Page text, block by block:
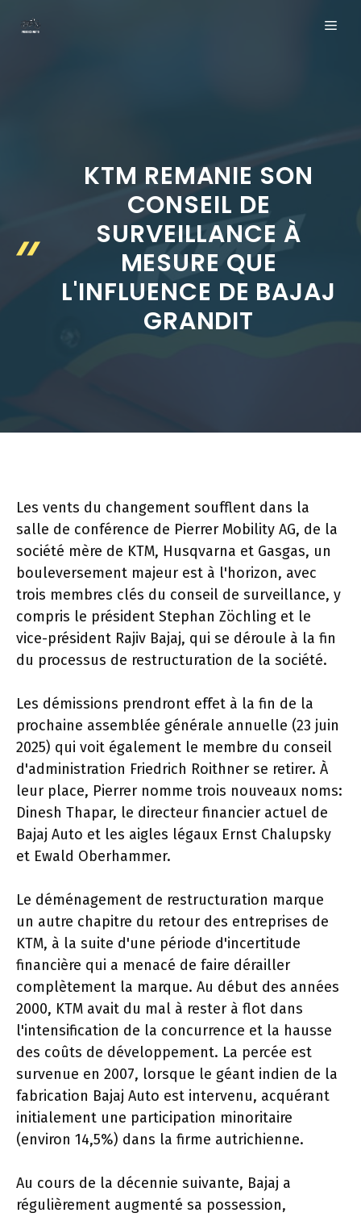
KTM REMANIE SON
CONSEIL DE
SURVEILLANCE À
MESURE QUE
L'INFLUENCE DE BAJAJ
GRANDIT
Les vents du changement soufflent dans la
salle de conférence de Pierrer Mobility AG, de la
société mère de KTM, Husqvarna et Gasgas, un
bouleversement majeur est à l'horizon, avec
trois membres clés du conseil de surveillance, y
compris le président Stephan Zöchling et le
vice-président Rajiv Bajaj, qui se déroule à la fin
du processus de restructuration de la société.
Les démissions prendront effet à la fin de la
prochaine assemblée générale annuelle (23 juin
2025) qui voit également le membre du conseil
d'administration Friedrich Roithner se retirer. À
leur place, Pierrer nomme trois nouveaux noms:
Dinesh Thapar, le directeur financier actuel de
Bajaj Auto et les aigles légaux Ernst Chalupsky
et Ewald Oberhammer.
Le déménagement de restructuration marque
un autre chapitre du retour des entreprises de
KTM, à la suite d'une période d'incertitude
financière qui a menacé de faire dérailler
complètement la marque. Au début des années
2000, KTM avait du mal à rester à flot dans
l'intensification de la concurrence et la hausse
des coûts de développement. La percée est
survenue en 2007, lorsque le géant indien de la
fabrication Bajaj Auto est intervenu, acquérant
initialement une participation minoritaire
(environ 14,5%) dans la firme autrichienne.
Au cours de la décennie suivante, Bajaj a
régulièrement augmenté sa possession,